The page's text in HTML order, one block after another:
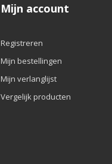
Mijn account
Registreren
Mijn bestellingen
Mijn verlanglijst
Vergelijk producten